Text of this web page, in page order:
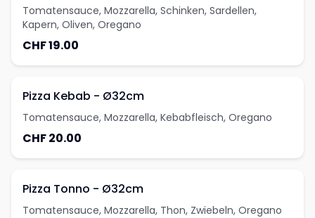
Tomatensauce, Mozzarella, Schinken, Sardellen,
Kapern, Oliven, Oregano
CHF 19.00
Pizza Kebab - Ø32cm
Tomatensauce, Mozzarella, Kebabfleisch, Oregano
CHF 20.00
Pizza Tonno - Ø32cm
Tomatensauce, Mozzarella, Thon, Zwiebeln, Oregano